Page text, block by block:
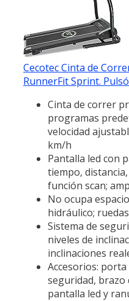
Cecotec Cinta de
RunnerFit Sprint.
Cinta de correr
programas
velocidad
km/h
Pantalla led con
tiempo,
función scan;
No ocupa
hidráulico;
Sistema de
niveles de
inclinaciones
Accesorios:
seguridad, brazo
pantalla led y